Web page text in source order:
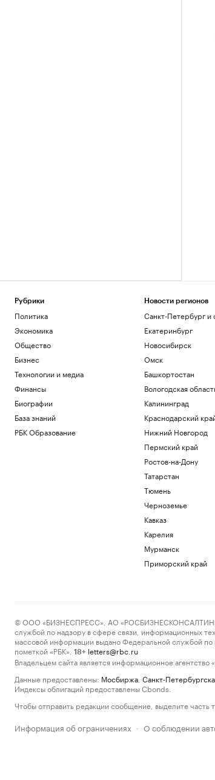
Рубрики
Политика
Экономика
Общество
Бизнес
Технологии и медиа
Финансы
Биографии
База знаний
РБК Образование
Новости регионов
Санкт-Петербург и
Екатеринбург
Новосибирск
Омск
Башкортостан
Вологодская
Калининград
Краснодарский
Нижний Новгород
Пермский край
Ростов-на-Дону
Татарстан
Тюмень
Черноземье
Кавказ
Карелия
Мурманск
Приморский край
© ООО «БИЗНЕСПРЕСС», АО «РОСБИЗНЕСКОНСАЛТИНГ»,
службой по надзору в сфере связи, информационных
массовой информации выдано Федеральной службой
пометкой «РБК».
18+ letters@rbc.ru
Владельцем сайта является информационное агентство
Данные предоставлены: Мосбиржа Санкт-
Индексы облигаций предоставлены Cbonds.
Чтобы отправить редакции сообщение, выделите часть
Информация об ограничениях · О соблюдении